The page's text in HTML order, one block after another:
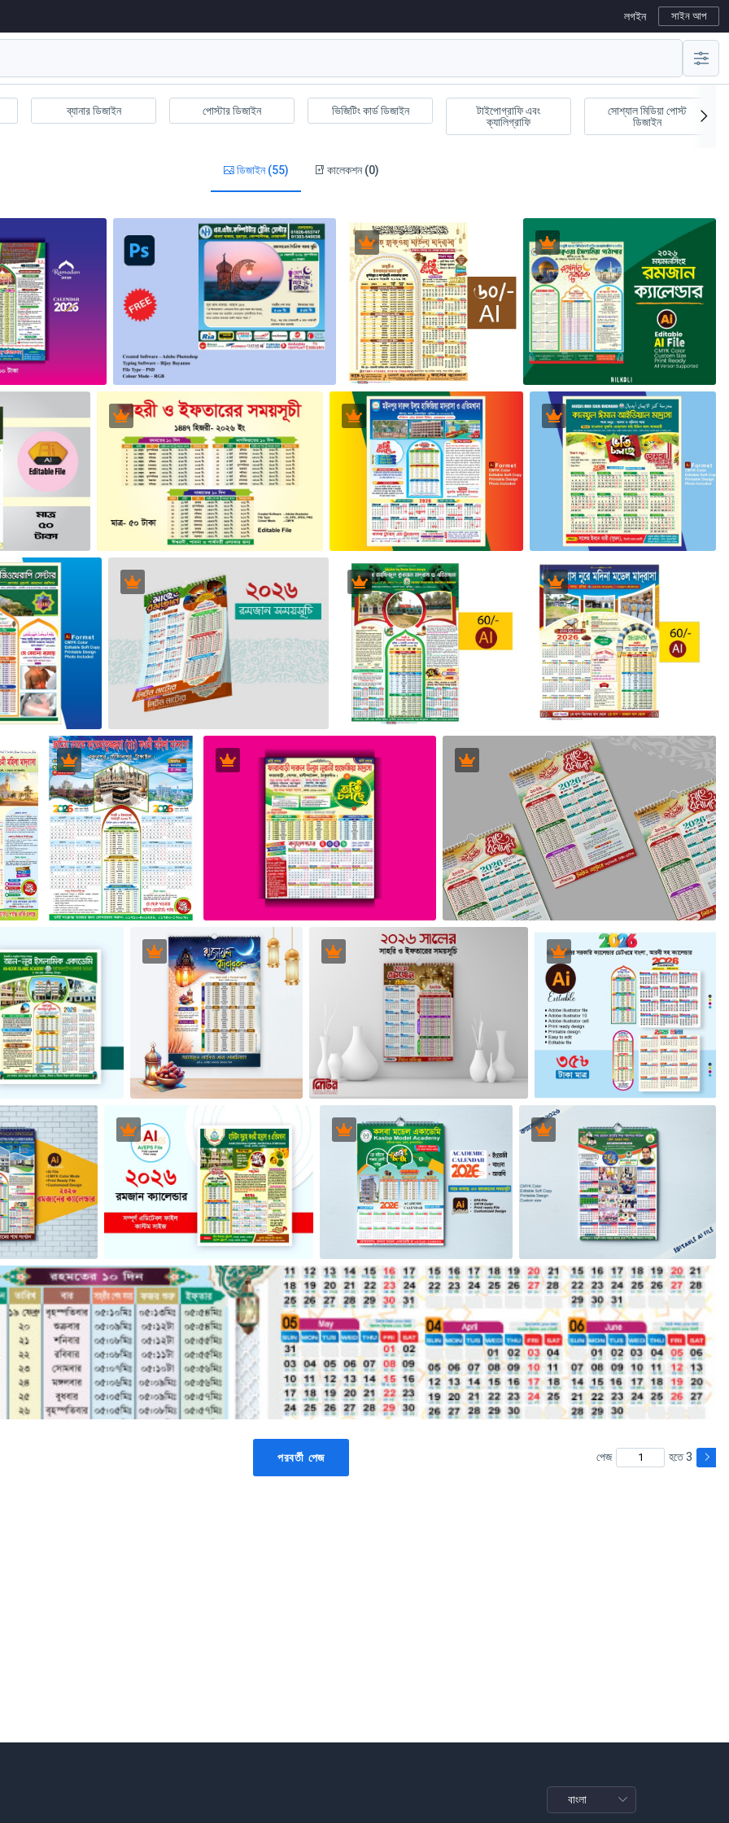
লগইন সাইন আপ
ব্যানার ডিজাইন পোস্টার ডিজাইন ভিজিটিং কার্ড ডিজাইন
টাইপোগ্রাফি এবং
ক্যালিগ্রাফি
সোশ্যাল মিডিয়া পোস্ট
ডিজাইন
ডিজাইন (55) কালেকশন (0)
পরবর্তী পেজ পেজ হতে 3